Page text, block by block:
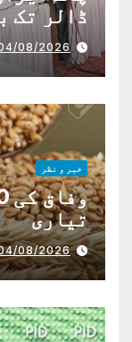
ڈالر تک
08/2026
خبر و نظر
تیاری
08/2026